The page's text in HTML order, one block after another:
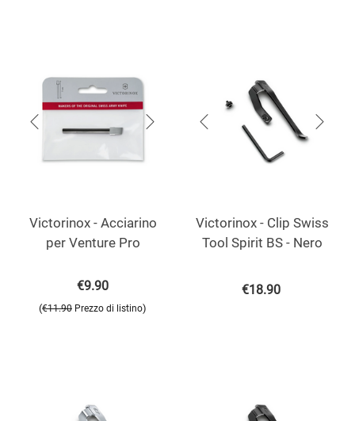
Victorinox - Acciarino
per Venture Pro
€9.90
(€11.90 Prezzo di listino)
Victorinox - Clip Swiss
Tool Spirit BS - Nero
€18.90